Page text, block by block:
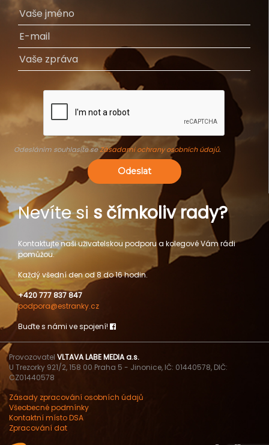
Odesláním souhlasíte seZásadami ochrany osobních údajů.
Odeslat
Nevíte si s čímkoliv rady?
Kontaktujte naši uživatelskou podporu a kolegové Vám rádi
pomůžou.
Každý všední den od 8 do 16 hodin.
+420 777 837 847
podpora@estranky.cz
Buďte s námi ve spojení!
Provozovatel VLTAVA LABE MEDIA a.s.
U Trezorky 921/2, 158 00 Praha 5 - Jinonice, IČ: 01440578, DIČ:
CZ01440578
Zásady zpracování osobních údajů
Všeobecné podmínky
Kontaktní místo DSA
Zpracování dat